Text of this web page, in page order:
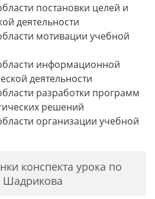
постановки целей и
деятельности
мотивации учебной
информационной
деятельности
разработки программ
решений
организации учебной
конспекта урока по
Шадрикова